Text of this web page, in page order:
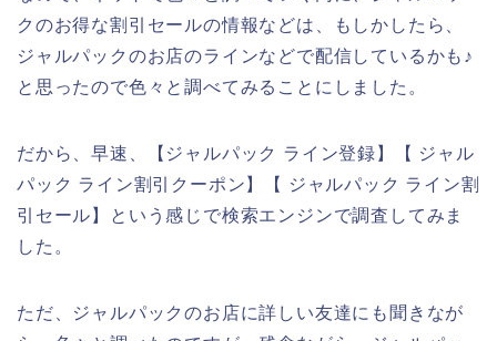
クのお得な割引セールの情報などは、もしかしたら、
ジャルパックのお店のラインなどで配信しているかも♪
と思ったので色々と調べてみることにしました。
だから、早速、【ジャルパック ライン登録】【 ジャル
パック ライン割引クーポン】【 ジャルパック ライン割
引セール】という感じで検索エンジンで調査してみま
した。
ただ、ジャルパックのお店に詳しい友達にも聞きなが